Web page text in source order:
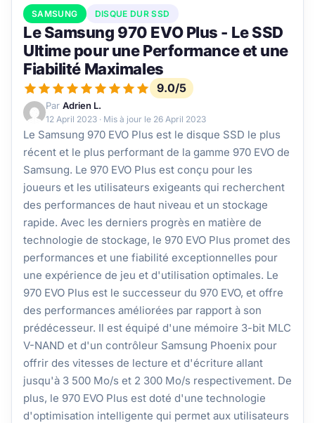
SAMSUNG DISQUE DUR SSD
Le Samsung 970 EVO Plus - Le SSD
Ultime pour une Performance et une
Fiabilité Maximales
9.0/5
Par Adrien L.
12 April 2023 · Mis à jour le 26 April 2023
Le Samsung 970 EVO Plus est le disque SSD le plus
récent et le plus performant de la gamme 970 EVO de
Samsung. Le 970 EVO Plus est conçu pour les
joueurs et les utilisateurs exigeants qui recherchent
des performances de haut niveau et un stockage
rapide. Avec les derniers progrès en matière de
technologie de stockage, le 970 EVO Plus promet des
performances et une fiabilité exceptionnelles pour
une expérience de jeu et d'utilisation optimales. Le
970 EVO Plus est le successeur du 970 EVO, et offre
des performances améliorées par rapport à son
prédécesseur. Il est équipé d'une mémoire 3-bit MLC
V-NAND et d'un contrôleur Samsung Phoenix pour
offrir des vitesses de lecture et d'écriture allant
jusqu'à 3 500 Mo/s et 2 300 Mo/s respectivement. De
plus, le 970 EVO Plus est doté d'une technologie
d'optimisation intelligente qui permet aux utilisateurs